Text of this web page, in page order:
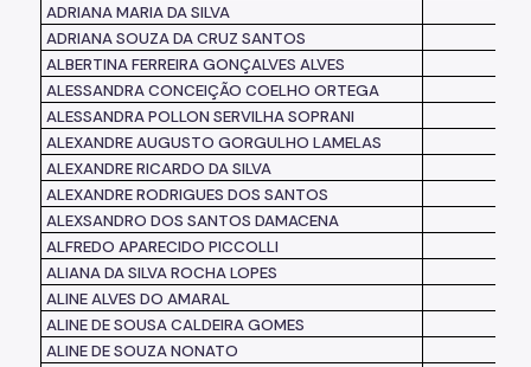
ADRIANA MARIA DA SILVA
ADRIANA SOUZA DA CRUZ SANTOS
ALBERTINA FERREIRA GONÇALVES ALVES
ALESSANDRA CONCEIÇÃO COELHO ORTEGA
ALESSANDRA POLLON SERVILHA SOPRANI
ALEXANDRE AUGUSTO GORGULHO LAMELAS
ALEXANDRE RICARDO DA SILVA
ALEXANDRE RODRIGUES DOS SANTOS
ALEXSANDRO DOS SANTOS DAMACENA
ALFREDO APARECIDO PICCOLLI
ALIANA DA SILVA ROCHA LOPES
ALINE ALVES DO AMARAL
ALINE DE SOUSA CALDEIRA GOMES
ALINE DE SOUZA NONATO